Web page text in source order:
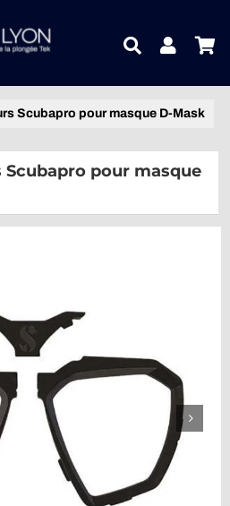
Scubapro pour masque D-Mask
Scubapro pour masque